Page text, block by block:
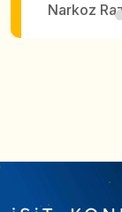
Narkoz